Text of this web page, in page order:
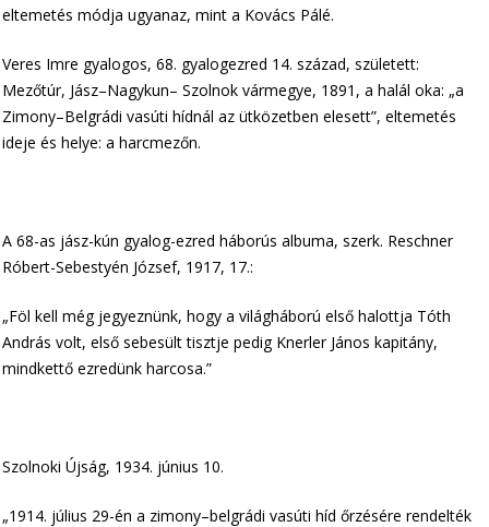
eltemetés módja ugyanaz, mint a Kovács Pálé.
Veres Imre gyalogos, 68. gyalogezred 14. század, született:
Mezőtúr, Jász–Nagykun– Szolnok vármegye, 1891, a halál oka: „a
Zimony–Belgrádi vasúti hídnál az ütközetben elesett”, eltemetés
ideje és helye: a harcmezőn.
A 68-as jász-kún gyalog-ezred háborús albuma, szerk. Reschner
Róbert-Sebestyén József, 1917, 17.:
„Föl kell még jegyeznünk, hogy a világháború első halottja Tóth
András volt, első sebesült tisztje pedig Knerler János kapitány,
mindkettő ezredünk harcosa.”
Szolnoki Újság, 1934. június 10.
„1914. július 29-én a zimony–belgrádi vasúti híd őrzésére rendelték